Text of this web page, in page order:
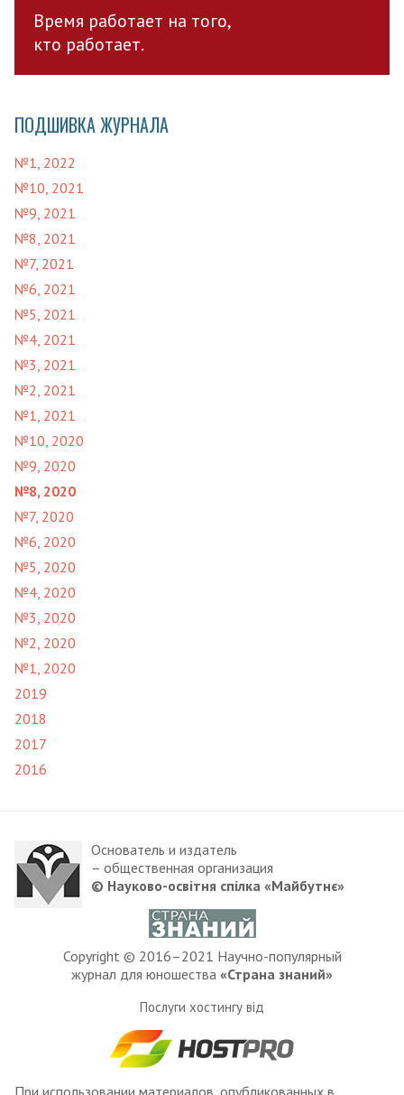
Время работает на того,
кто работает.
ПОДШИВКА ЖУРНАЛА
№1, 2022
№10, 2021
№9, 2021
№8, 2021
№7, 2021
№6, 2021
№5, 2021
№4, 2021
№3, 2021
№2, 2021
№1, 2021
№10, 2020
№9, 2020
№8, 2020
№7, 2020
№6, 2020
№5, 2020
№4, 2020
№3, 2020
№2, 2020
№1, 2020
2019
2018
2017
2016
Основатель и издатель
– общественная организация
© Науково-освітня спілка «Майбутнє»
Copyright © 2016–2021 Научно-популярный
журнал для юношества «Страна знаний»
Послуги хостингу від